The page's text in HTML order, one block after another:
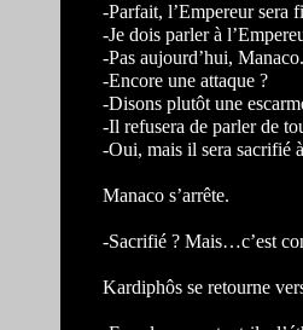
-Parfait, l’Empereur sera
-Je dois parler à
-Pas aujourd’hui,
-Encore une attaque ?
-Disons plutôt une
-Il refusera de parler de
-Oui, mais il sera
Manaco s’arrête.
-Sacrifié ? Mais…c’est
Kardiphôs se retourne